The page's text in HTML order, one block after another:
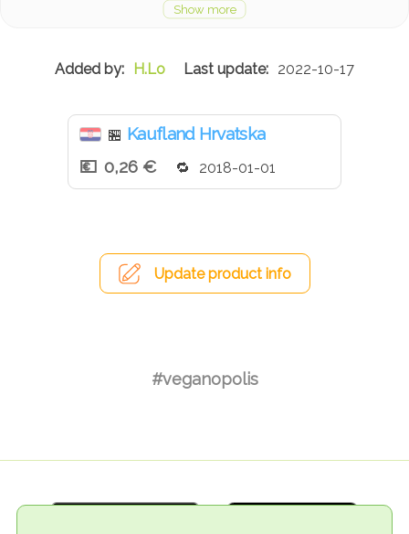
Proizvod može sadržavati gluten, mlijeko, celer, jaja,
H.Lo
2022-10-17
🏪 Kaufland Hrvatska
0,26 €
2018-01-01
Update product info
#veganopolis